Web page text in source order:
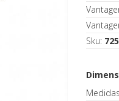
Sku: